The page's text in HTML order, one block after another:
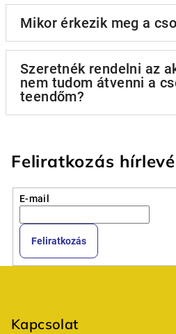
Mikor érkezik meg a
Szeretnék rendelni az
nem tudom átvenni a
teendőm?
Feliratkozás
E-mail
Feliratkozás
Kapcsolat